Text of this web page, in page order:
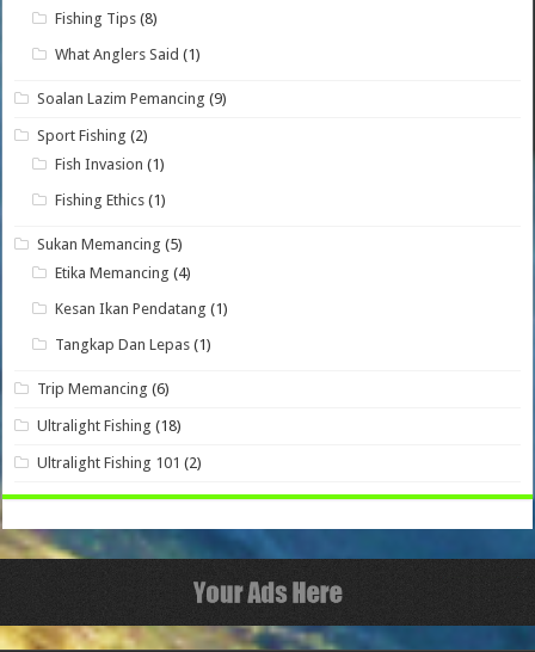
Fishing Tips (8)
What Anglers Said (1)
Soalan Lazim Pemancing (9)
Sport Fishing (2)
Fish Invasion (1)
Fishing Ethics (1)
Sukan Memancing (5)
Etika Memancing (4)
Kesan Ikan Pendatang (1)
Tangkap Dan Lepas (1)
Trip Memancing (6)
Ultralight Fishing (18)
Ultralight Fishing 101 (2)